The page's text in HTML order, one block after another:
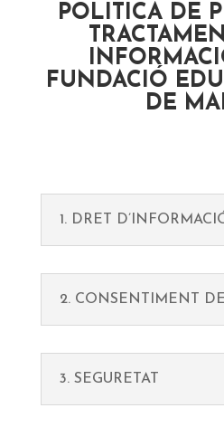
POLÍTICA DE
FUNDACIÓ
DE
1. DRET
2. CONSENTIMENT DE
3. SEGURETAT